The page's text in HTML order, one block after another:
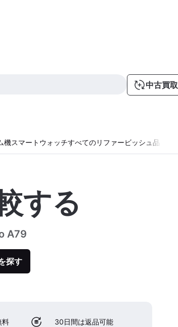
中古買取
機スマートウォッチすべてのリファービッシュ品
する
A79
探す
料 30日間は返品可能